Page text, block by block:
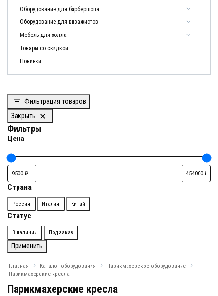
Главная Каталог оборудования
Парикмахерское оборудование
Парикмахерские кресла
Парикмахерские кресла
Оборудование для барбершопа
Оборудование для визажистов
Мебель для холла
Товары со скидкой
Новинки
Фильтрация товаров
Закрыть
Фильтры
Цена
Страна
Страна
Россия Италия Китай
Статус
Доступность
В наличии Под заказ
Применить